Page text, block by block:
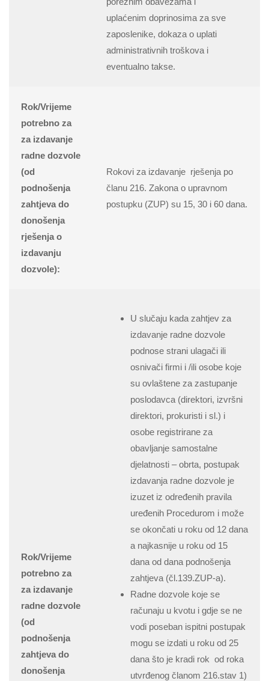
uplaćenim doprinosima za sve
zaposlenike, dokaza o uplati
administrativnih troškova i
eventualno takse.
Rok/Vrijeme
potrebno za
za izdavanje
radne dozvole
(od
podnošenja
zahtjeva do
donošenja
rješenja o
izdavanju
dozvole):
Rokovi za izdavanje rješenja po
članu 216. Zakona o upravnom
postupku (ZUP) su 15, 30 i 60 dana.
Rok/Vrijeme
potrebno za
za izdavanje
radne dozvole
(od
podnošenja
zahtjeva do
donošenja
U slučaju kada zahtjev za
izdavanje radne dozvole
podnose strani ulagači ili
osnivači firmi i /ili osobe koje
su ovlaštene za zastupanje
poslodavca (direktori, izvršni
direktori, prokuristi i sl.) i
osobe registrirane za
obavljanje samostalne
djelatnosti – obrta, postupak
izdavanja radne dozvole je
izuzet iz određenih pravila
uređenih Procedurom i može
se okončati u roku od 12 dana
a najkasnije u roku od 15
dana od dana podnošenja
zahtjeva (čl.139.ZUP-a).
Radne dozvole koje se
računaju u kvotu i gdje se ne
vodi poseban ispitni postupak
mogu se izdati u roku od 25
dana što je kradi rok od roka
utvrđenog članom 216.stav 1)